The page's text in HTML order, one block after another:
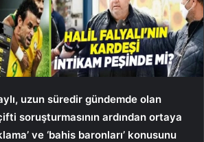
uzun süredir gündemde olan
soruşturmasının ardından ortaya
ve ‘bahis baronları’ konusunu